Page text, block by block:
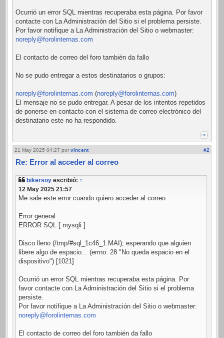
Ocurrió un error SQL mientras recuperaba esta página. Por favor
contacte con La Administración del Sitio si el problema persiste.
Por favor notifique a La Administración del Sitio o webmaster:
noreply@forolinternas.com
El contacto de correo del foro también da fallo
No se pudo entregar a estos destinatarios o grupos:
noreply@forolinternas.com (noreply@forolinternas.com)
El mensaje no se pudo entregar. A pesar de los intentos repetidos
de ponerse en contacto con el sistema de correo electrónico del
destinatario este no ha respondido.
21 May 2025 04:27 por vincent #2
Re: Error al acceder al correo
bikersoy escribió: ↑
12 May 2025 21:57
Me sale este error cuando quiero acceder al correo
Error general
ERROR SQL [ mysqli ]
Disco lleno (/tmp/#sql_1c46_1.MAI); esperando que alguien
libere algo de espacio... (errno: 28 "No queda espacio en el
dispositivo") [1021]
Ocurrió un error SQL mientras recuperaba esta página. Por
favor contacte con La Administración del Sitio si el problema
persiste.
Por favor notifique a La Administración del Sitio o webmaster:
noreply@forolinternas.com
El contacto de correo del foro también da fallo